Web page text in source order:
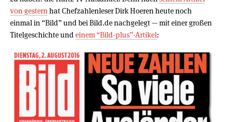
von gestern hat Chefzahlenleser Dirk Hoeren heute noch
einmal in “Bild” und bei Bild.de nachgelegt — mit einer großen
Titelgeschichte und einem “Bild-plus”-Artikel: